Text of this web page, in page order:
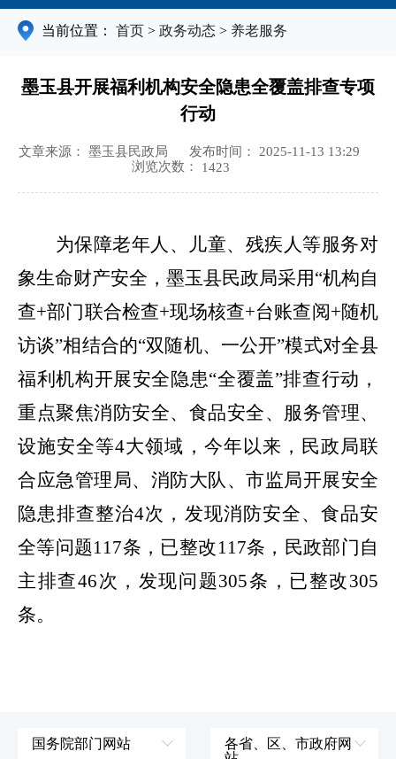
当前位置： 首页 > 政务动态 > 养老服务
墨玉县开展福利机构安全隐患全覆盖排查专项
行动
文章来源： 墨玉县民政局
发布时间： 2025-11-13 13:29
浏览次数： 1423
为保障老年人、儿童、残疾人等服务对
象生命财产安全，墨玉县民政局采用“机构自
查+部门联合检查+现场核查+台账查阅+随机
访谈”相结合的“双随机、一公开”模式对全县
福利机构开展安全隐患“全覆盖”排查行动，
重点聚焦消防安全、食品安全、服务管理、
设施安全等4大领域， 今年以来，民政局联
合应急管理局、消防大队、市监局开展安全
隐患排查整治4次，发现消防安全、食品安
全等问题117条， 已整改117条 ，民政部门自
主排查46次，发现问题305条，已整改305
条。
国务院部门网站
各省、区、市政府网